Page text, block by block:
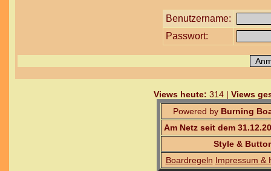
Benutzername:
Passwort:
Views heute: 314 | Views
Powered by Burning
Am Netz seit dem
Style &
Boardregeln Impressum &